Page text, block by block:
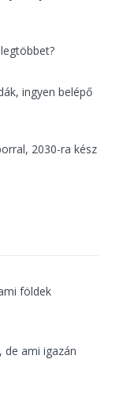
ingyen belépő
2030-ra kész
földek
de ami igazán